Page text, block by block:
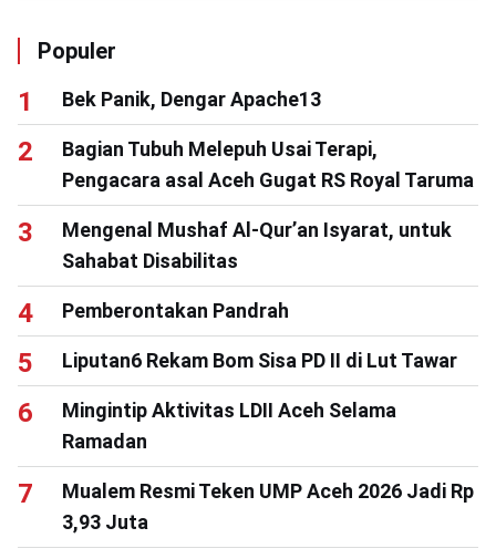
Populer
Bek Panik, Dengar Apache13
Bagian Tubuh Melepuh Usai Terapi,
Pengacara asal Aceh Gugat RS Royal Taruma
Mengenal Mushaf Al-Qur’an Isyarat, untuk
Sahabat Disabilitas
Pemberontakan Pandrah
Liputan6 Rekam Bom Sisa PD II di Lut Tawar
Mingintip Aktivitas LDII Aceh Selama
Ramadan
Mualem Resmi Teken UMP Aceh 2026 Jadi Rp
3,93 Juta